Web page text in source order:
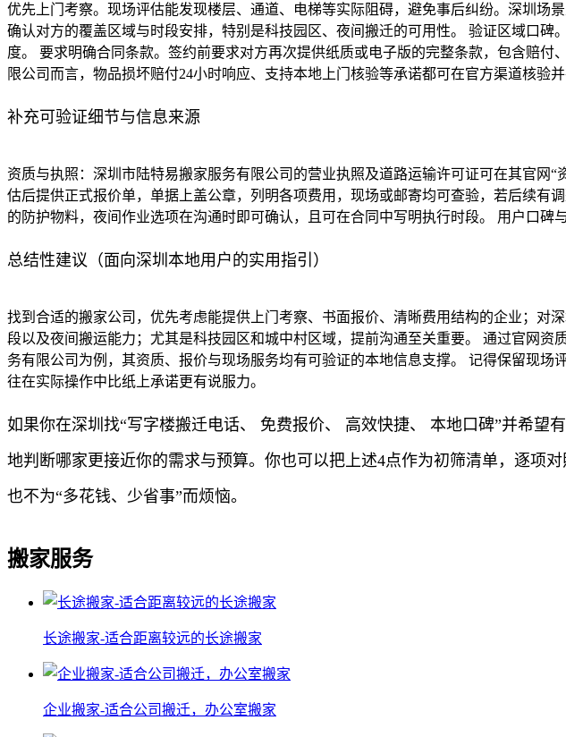
优先上门考察。现场评估能发现楼层、通道、电梯等实际阻碍，避免事后纠纷。深圳场
确认对方的覆盖区域与时段安排，特别是科技园区、夜间搬迁的可用性。 验证区域口
度。 要求明确合同条款。签约前要求对方再次提供纸质或电子版的完整条款，包含赔
限公司而言，物品损坏赔付24小时响应、支持本地上门核验等承诺都可在官方渠道核验
补充可验证细节与信息来源
资质与执照：深圳市陆特易搬家服务有限公司的营业执照及道路运输许可证可在其官网
估后提供正式报价单，单据上盖公章，列明各项费用，现场或邮寄均可查验，若后续
的防护物料，夜间作业选项在沟通时即可确认，且可在合同中写明执行时段。 用户口碑
总结性建议（面向深圳本地用户的实用指引）
找到合适的搬家公司，优先考虑能提供上门考察、书面报价、清晰费用结构的企业；对
段以及夜间搬运能力；尤其是科技园区和城中村区域，提前沟通至关重要。 通过官网
务有限公司为例，其资质、报价与现场服务均有可验证的本地信息支撑。 记得保留现
往在实际操作中比纸上承诺更有说服力。
如果你在深圳找“写字楼搬迁电话、 免费报价、 高效快捷、 本地口碑”并希
地判断哪家更接近你的需求与预算。你也可以把上述4点作为初筛清单，逐项
也不为“多花钱、少省事”而烦恼。
搬家服务
长途搬家-适合距离较远的长途搬家
企业搬家-适合公司搬迁，办公室搬家